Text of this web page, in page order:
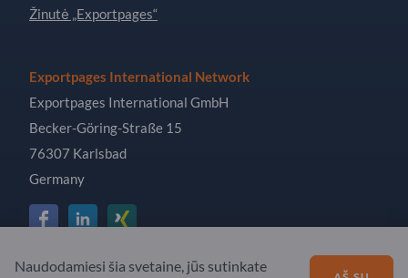
Žinutė „Exportpages“
Exportpages International Network
Exportpages International GmbH
Becker-Göring-Straße 15
76307 Karlsbad
Germany
Naudodamiesi šia svetaine, jūs sutinkate